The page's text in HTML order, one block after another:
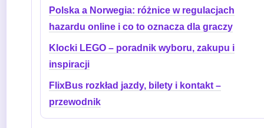
Polska a Norwegia: różnice w regulacjach
hazardu online i co to oznacza dla graczy
Klocki LEGO – poradnik wyboru, zakupu i
inspiracji
FlixBus rozkład jazdy, bilety i kontakt –
przewodnik